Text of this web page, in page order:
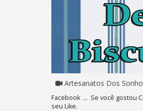
Artesanatos Dos
Facebook ... Se você gostou
seu Like.